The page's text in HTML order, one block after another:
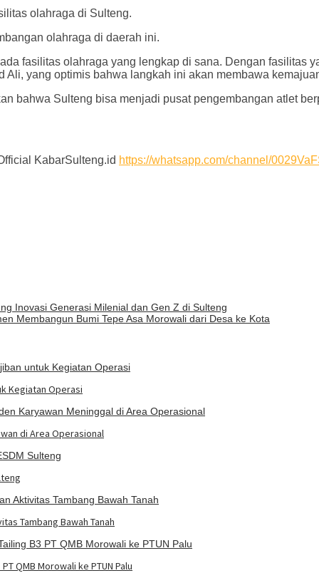
olahraga di Sulteng.
olahraga di daerah ini.
fasilitas olahraga yang lengkap di sana. Dengan fasilitas
Ali, yang optimis bahwa langkah ini akan membawa
bahwa Sulteng bisa menjadi pusat pengembangan atlet
KabarSulteng.id https://whatsapp.com/channel/
Inovasi Generasi Milenial dan Gen Z di Sulteng
Membangun Bumi Tepe Asa Morowali dari Desa ke Kota
Kegiatan Operasi
di Area Operasional
Tambang Bawah Tanah
QMB Morowali ke PTUN Palu